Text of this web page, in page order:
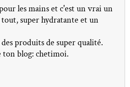
les mains et c'est un vrai un
tout, super hydratante et un
produits de super qualité.
ton blog: chetimoi.